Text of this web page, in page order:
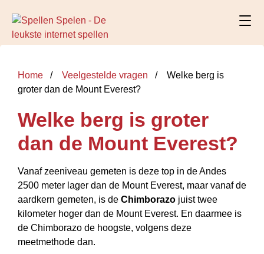
Home Veelgestelde vragen
Welke berg is
groter dan de Mount Everest?
Welke berg is groter
dan de Mount Everest?
Vanaf zeeniveau gemeten is deze top in de Andes
2500 meter lager dan de Mount Everest, maar vanaf de
aardkern gemeten, is de Chimborazo juist twee
kilometer hoger dan de Mount Everest. En daarmee is
de Chimborazo de hoogste, volgens deze
meetmethode dan.